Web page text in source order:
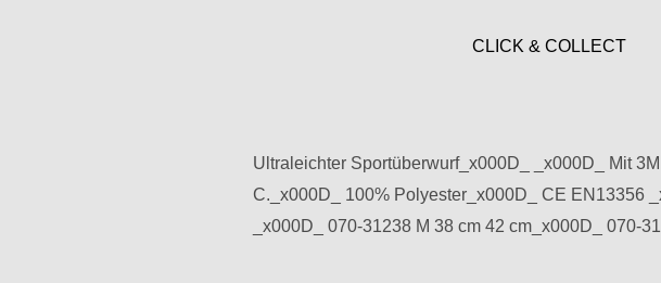
CLICK & COLLECT
Ultraleichter Sportüberwurf_x000D_ _x000D_ Mit
C._x000D_ 100% Polyester_x000D_ CE EN13356
_x000D_ 070-31238 M 38 cm 42 cm_x000D_ 070-